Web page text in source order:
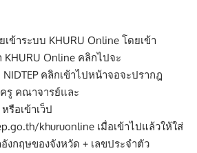
ข้าระบบ KHURU Online โดยเข้า
Online คลิกไปจะ
คลิกเข้าไปหน้าจอจะปรากฎ
รู คณาจารย์และ
รือเข้าเว็ป
khuruonline เมื่อเข้าไปแล้วให้ใส่
งกฤษของจังหวัด + เลขประจำตัว